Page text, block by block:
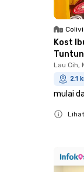
Kost
Lau Cih,
2.1
mulai